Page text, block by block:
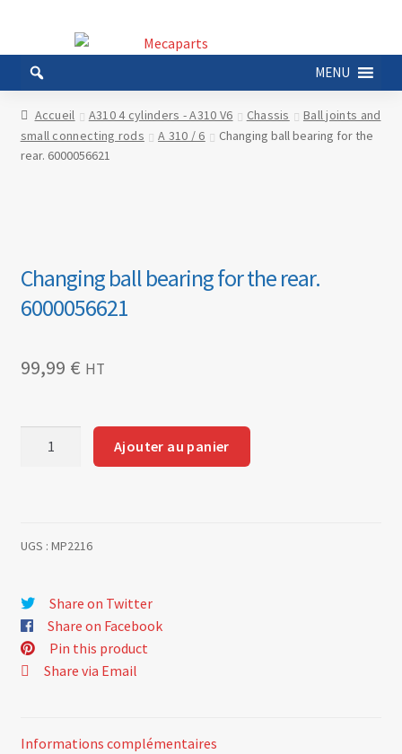
la
navigation
au
contenu
MENU
Accueil A310 4 cylinders - A310 V6 Chassis
Ball joints and
small connecting rods
A 310 / 6
Changing ball bearing for the
rear. 6000056621
Changing ball bearing for the rear.
6000056621
99,99 € HT
for
rear.
6000056621
Ajouter au panier
UGS : MP2216
Share on Twitter
Share on Facebook
Pin this product
Share via Email
Informations complémentaires